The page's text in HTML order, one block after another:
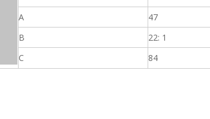
A
47
B
22: 1
C
84